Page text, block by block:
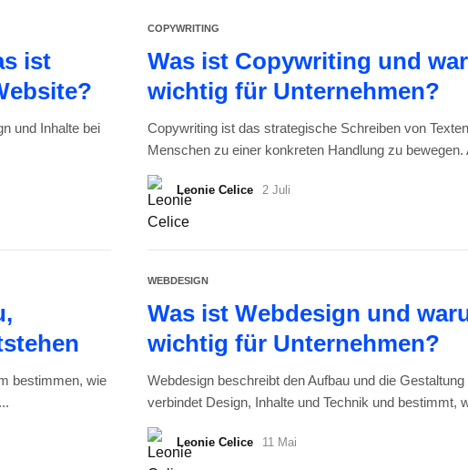
ist
und Inhalte bei
COPYWRITING
Was ist Copywriting und
wichtig für Unternehmen?
Copywriting ist das strategische Schreiben von
Menschen zu einer konkreten Handlung zu bewegen.
Leonie Celice 2 Juli
bestimmen, wie
WEBDESIGN
Was ist Webdesign und
wichtig für Unternehmen?
Webdesign beschreibt den Aufbau und die
verbindet Design, Inhalte und Technik und bestimmt,
Leonie Celice 11 Mai